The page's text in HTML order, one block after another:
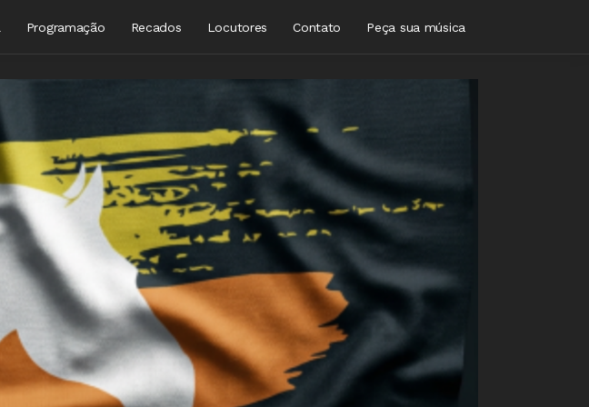
Programação Recados Locutores Contato Peça sua música